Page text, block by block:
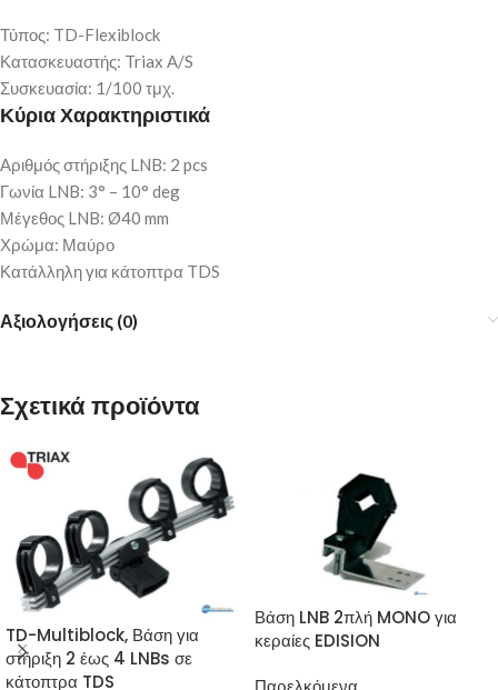
Τύπος: TD-Flexiblock
Κατασκευαστής: Triax A/S
Συσκευασία: 1/100 τμχ.
Κύρια Χαρακτηριστικά
Αριθμός στήριξης LNB: 2 pcs
Γωνία LNB: 3° – 10° deg
Μέγεθος LNB: Ø40 mm
Χρώμα: Μαύρο
Κατάλληλη για κάτοπτρα TDS
Αξιολογήσεις (0)
Σχετικά προϊόντα
TD-Multiblock, Βάση για
στήριξη 2 έως 4 LNBs σε
κάτοπτρα TDS
Βάση LNB 2πλή MONO για
κεραίες EDISION
Παρελκόμενα